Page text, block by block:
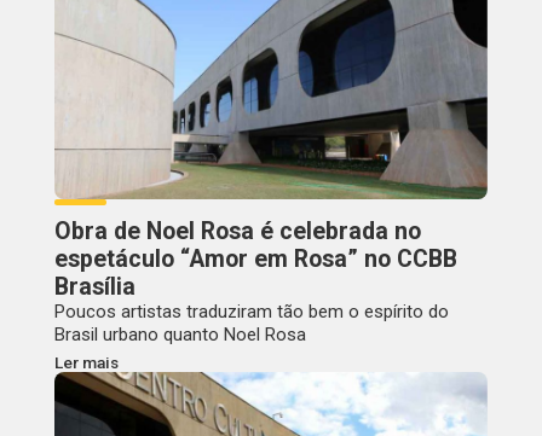
Obra de Noel Rosa é celebrada no
espetáculo “Amor em Rosa” no CCBB
Brasília
Poucos artistas traduziram tão bem o espírito do
Brasil urbano quanto Noel Rosa
Ler mais